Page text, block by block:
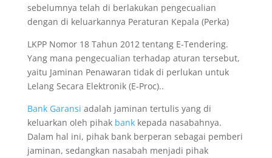
sebelumnya telah di berlakukan pengecualian
dengan di keluarkannya Peraturan Kepala (Perka)
LKPP Nomor 18 Tahun 2012 tentang E-Tendering.
Yang mana pengecualian terhadap aturan tersebut,
yaitu Jaminan Penawaran tidak di perlukan untuk
Lelang Secara Elektronik (E-Proc)..
Bank Garansi adalah jaminan tertulis yang di
keluarkan oleh pihak bankkepada nasabahnya.
Dalam hal ini, pihak bank berperan sebagai pemberi
jaminan, sedangkan nasabah menjadi pihak